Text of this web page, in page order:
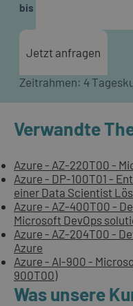
bis
Jetzt anfragen
Zeitrahmen: 4
Verwandte
Azure - AZ-220T00 -
Azure - DP-100T01 -
einer Data Scientist
Azure - AZ-400T00 -
Microsoft DevOps
Azure - AZ-204T00 -
Azure
Azure - AI-900 -
900T00)
Was unsere